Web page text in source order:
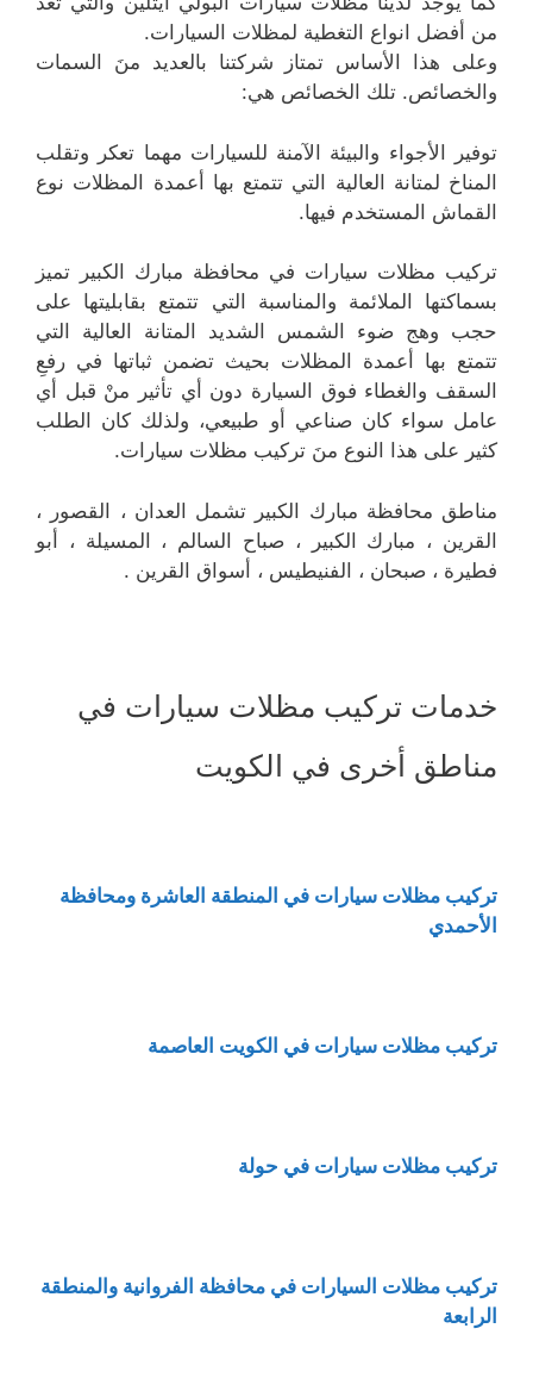
من أفضل انواع التغطية لمظلات السيارات.
وعلى هذا الأساس تمتاز شركتنا بالعديد منَ السمات
والخصائص. تلك الخصائص هي:
توفير الأجواء والبيئة الآمنة للسيارات مهما تعكر وتقلب
المناخ لمتانة العالية التي تتمتع بها أعمدة المظلات نوع
القماش المستخدم فيها.
تركيب مظلات سيارات في محافظة مبارك الكبير تميز
بسماكتها الملائمة والمناسبة التي تتمتع بقابليتها على
حجب وهج ضوء الشمس الشديد المتانة العالية التي
تتمتع بها أعمدة المظلات بحيث تضمن ثباتها في رفعِ
السقف والغطاء فوق السيارة دون أي تأثير منْ قبل أي
عامل سواء كان صناعي أو طبيعي، ولذلك كان الطلب
كثير على هذا النوع منَ تركيب مظلات سيارات.
مناطق محافظة مبارك الكبير تشمل العدان ، القصور ،
القرين ، مبارك الكبير ، صباح السالم ، المسيلة ، أبو
فطيرة ، صبحان ، الفنيطيس ، أسواق القرين .
خدمات تركيب مظلات سيارات في
مناطق أخرى في الكويت
تركيب مظلات سيارات في المنطقة العاشرة ومحافظة
الأحمدي
تركيب مظلات سيارات في الكويت العاصمة
تركيب مظلات سيارات في حولة
تركيب مظلات السيارات في محافظة الفروانية والمنطقة
الرابعة